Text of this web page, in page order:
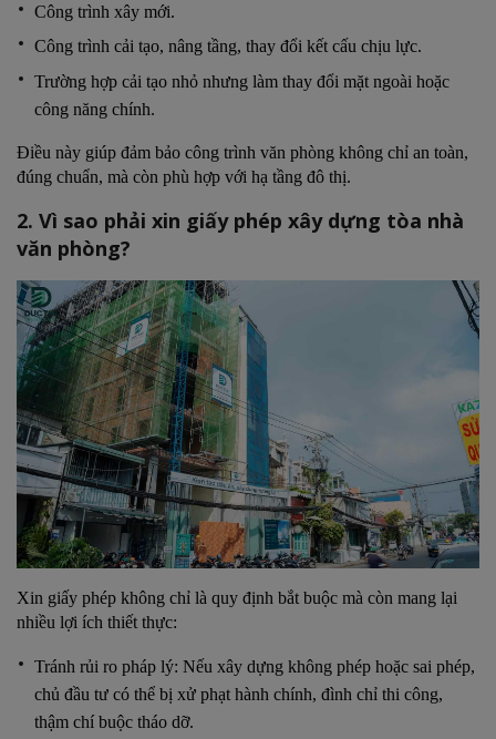
Công trình xây mới.
Công trình cải tạo, nâng tầng, thay đổi kết cấu chịu lực.
Trường hợp cải tạo nhỏ nhưng làm thay đổi mặt ngoài hoặc
công năng chính.
Điều này giúp đảm bảo công trình văn phòng không chỉ an toàn,
đúng chuẩn, mà còn phù hợp với hạ tầng đô thị.
2. Vì sao phải xin giấy phép xây dựng tòa nhà
văn phòng?
Xin giấy phép không chỉ là quy định bắt buộc mà còn mang lại
nhiều lợi ích thiết thực:
Tránh rủi ro pháp lý: Nếu xây dựng không phép hoặc sai phép,
chủ đầu tư có thể bị xử phạt hành chính, đình chỉ thi công,
thậm chí buộc tháo dỡ.